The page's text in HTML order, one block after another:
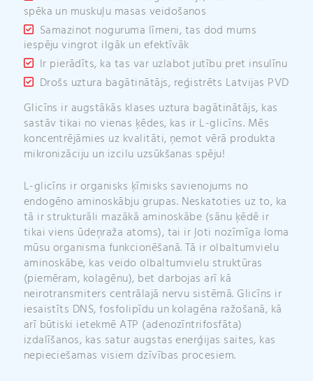
spēka un muskuļu masas veidošanos
Samazinot noguruma līmeni, tas dod mums
iespēju vingrot ilgāk un efektīvāk
Ir pierādīts, ka tas var uzlabot jutību pret insulīnu
Drošs uztura bagātinātājs, reģistrēts Latvijas PVD
Glicīns ir augstākās klases uztura bagātinātājs, kas
sastāv tikai no vienas ķēdes, kas ir L-glicīns. Mēs
koncentrējāmies uz kvalitāti, ņemot vērā produkta
mikronizāciju un izcilu uzsūkšanas spēju!
L-glicīns ir organisks ķīmisks savienojums no
endogēno aminoskābju grupas. Neskatoties uz to, ka
tā ir strukturāli mazākā aminoskābe (sānu ķēdē ir
tikai viens ūdeņraža atoms), tai ir ļoti nozīmīga loma
mūsu organisma funkcionēšanā. Tā ir olbaltumvielu
aminoskābe, kas veido olbaltumvielu struktūras
(piemēram, kolagēnu), bet darbojas arī kā
neirotransmiters centrālajā nervu sistēmā. Glicīns ir
iesaistīts DNS, fosfolipīdu un kolagēna ražošanā, kā
arī būtiski ietekmē ATP (adenozīntrifosfāta)
izdalīšanos, kas satur augstas enerģijas saites, kas
nepieciešamas visiem dzīvības procesiem.